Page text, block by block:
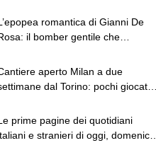
romantica di Gianni De
il bomber gentile che
aperto Milan a due
dal Torino: pochi giocatori
prime pagine dei quotidiani
e stranieri di oggi, domenica